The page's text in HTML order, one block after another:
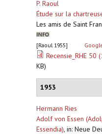
P. Raoul
Étude sur la
Les amis de Saint
[Raoul 1955]
Recensie_RHE
KB)
1953
Hermann Ries
Adolf von Essen
Essendia), in: Neue